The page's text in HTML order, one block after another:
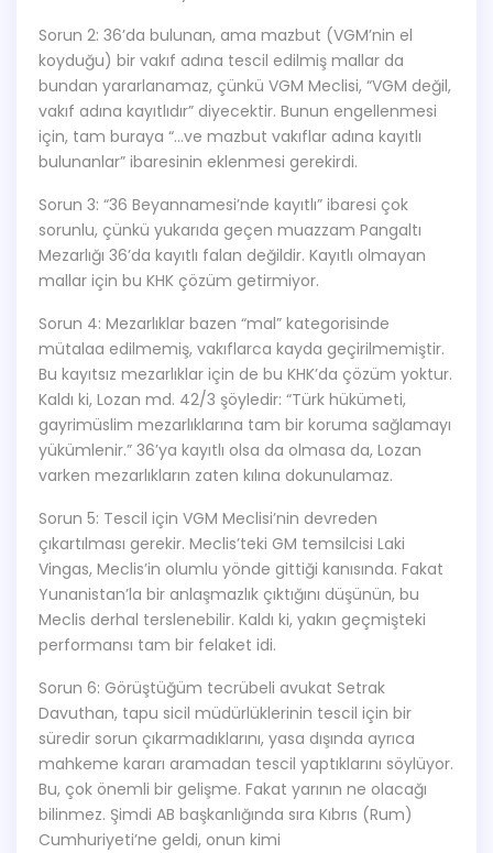
Sorun 2: 36’da bulunan, ama mazbut (VGM’nin el
koyduğu) bir vakıf adına tescil edilmiş mallar da
bundan yararlanamaz, çünkü VGM Meclisi, “VGM değil,
vakıf adına kayıtlıdır” diyecektir. Bunun engellenmesi
için, tam buraya “…ve mazbut vakıflar adına kayıtlı
bulunanlar” ibaresinin eklenmesi gerekirdi.
Sorun 3: “36 Beyannamesi’nde kayıtlı” ibaresi çok
sorunlu, çünkü yukarıda geçen muazzam Pangaltı
Mezarlığı 36’da kayıtlı falan değildir. Kayıtlı olmayan
mallar için bu KHK çözüm getirmiyor.
Sorun 4: Mezarlıklar bazen “mal” kategorisinde
mütalaa edilmemiş, vakıflarca kayda geçirilmemiştir.
Bu kayıtsız mezarlıklar için de bu KHK’da çözüm yoktur.
Kaldı ki, Lozan md. 42/3 şöyledir: “Türk hükümeti,
gayrimüslim mezarlıklarına tam bir koruma sağlamayı
yükümlenir.” 36’ya kayıtlı olsa da olmasa da, Lozan
varken mezarlıkların zaten kılına dokunulamaz.
Sorun 5: Tescil için VGM Meclisi’nin devreden
çıkartılması gerekir. Meclis’teki GM temsilcisi Laki
Vingas, Meclis’in olumlu yönde gittiği kanısında. Fakat
Yunanistan’la bir anlaşmazlık çıktığını düşünün, bu
Meclis derhal terslenebilir. Kaldı ki, yakın geçmişteki
performansı tam bir felaket idi.
Sorun 6: Görüştüğüm tecrübeli avukat Setrak
Davuthan, tapu sicil müdürlüklerinin tescil için bir
süredir sorun çıkarmadıklarını, yasa dışında ayrıca
mahkeme kararı aramadan tescil yaptıklarını söylüyor.
Bu, çok önemli bir gelişme. Fakat yarının ne olacağı
bilinmez. Şimdi AB başkanlığında sıra Kıbrıs (Rum)
Cumhuriyeti’ne geldi, onun kimi